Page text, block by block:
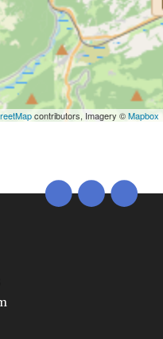
contributors, Imagery ©Mapbox